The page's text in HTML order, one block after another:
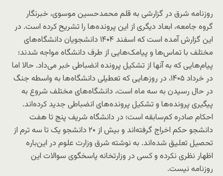
روزنامه شرق در گزارشی به قلم محمدحسین موسوی، خبرنگار
گروه جامعه، ابعاد دیگری از این پرونده‌ها را تشریح کرده است. در
این گزارش آمده است که اسفند ۱۴۰۴ دانشجویان دانشگاه‌های
مختلف با تماس‌ها و پیامک‌هایی از طرف دانشگاه مواجه شدند؛
پیام‌هایی که به آنها از تشکیل پرونده انضباطی خبر می‌داد. حالا اما
در خرداد ۱۴۰۵، در روزهایی که تعطیلی دانشگاه‌ها به واسطه جنگ
در حال رسیدن به سه ماه است، دانشگاه‌های مختلف شروع به
پیگیری پرونده‌ها و تشکیل پرونده‌های انضباطی جدید کرده‌اند.
احکام صادره کم‌سابقه‌ است؛ در دانشگاه شریف پنج تا هفت
دانشجو حکم اخراج گرفته‌اند و بیش از ۲۰ دانشجو یک تا سه ترم از
تحصیل تعلیق شده‌اند. به نوشته شرق وزارت علوم در این‌باره
اظهار نظری نکرده و کسی در وزارتخانه پاسخگوی سوالات این
روزنامه نیست.